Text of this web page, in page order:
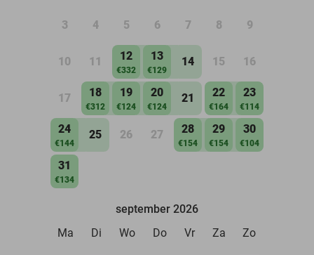
3 4 5 6 7 8 9
10 11 12
€332
13
€129
14 15 16
17 18
€312
19
€124
20
€124
21 22
€164
23
€114
24
€144
25 26 27 28
€154
29
€154
30
€104
31
€134
september 2026
Ma
Di Wo Do Vr Za Zo